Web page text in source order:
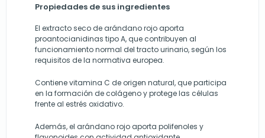
Propiedades de sus ingredientes
El extracto seco de arándano rojo aporta
proantocianidinas tipo A, que contribuyen al
funcionamiento normal del tracto urinario, según los
requisitos de la normativa europea.
Contiene vitamina C de origen natural, que participa
en la formación de colágeno y protege las células
frente al estrés oxidativo.
Además, el arándano rojo aporta polifenoles y